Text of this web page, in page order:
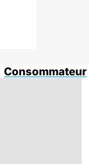
Consommateur